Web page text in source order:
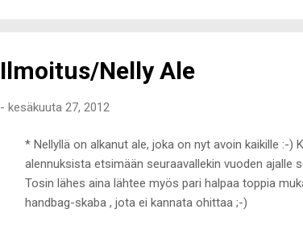
Ilmoitus/Nelly Ale
- kesäkuuta 27, 2012
* Nellyllä on alkanut ale, joka on nyt avoin kaikille :-
alennuksista etsimään seuraavallekin vuoden
Tosin lähes aina lähtee myös pari halpaa toppia
handbag-skaba , jota ei kannata ohittaa ;-)